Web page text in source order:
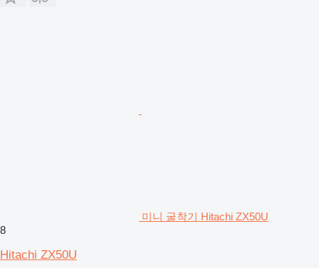
미니 굴착기 Hitachi ZX50U
8
Hitachi ZX50U